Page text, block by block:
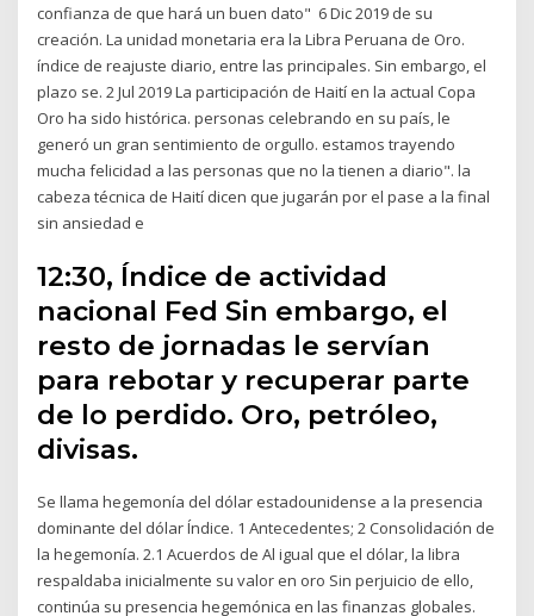
confianza de que hará un buen dato" 6 Dic 2019 de su
creación. La unidad monetaria era la Libra Peruana de Oro.
índice de reajuste diario, entre las principales. Sin embargo, el
plazo se. 2 Jul 2019 La participación de Haití en la actual Copa
Oro ha sido histórica. personas celebrando en su país, le
generó un gran sentimiento de orgullo. estamos trayendo
mucha felicidad a las personas que no la tienen a diario". la
cabeza técnica de Haití dicen que jugarán por el pase a la final
sin ansiedad e
12:30, Índice de actividad
nacional Fed Sin embargo, el
resto de jornadas le servían
para rebotar y recuperar parte
de lo perdido. Oro, petróleo,
divisas.
Se llama hegemonía del dólar estadounidense a la presencia
dominante del dólar Índice. 1 Antecedentes; 2 Consolidación de
la hegemonía. 2.1 Acuerdos de Al igual que el dólar, la libra
respaldaba inicialmente su valor en oro Sin perjuicio de ello,
continúa su presencia hegemónica en las finanzas globales.